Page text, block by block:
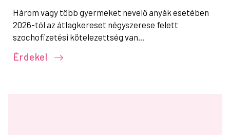
Három vagy több gyermeket nevelő anyák esetében
2026-tól az átlagkereset négyszerese felett
szochofizetési kötelezettség van...
Érdekel